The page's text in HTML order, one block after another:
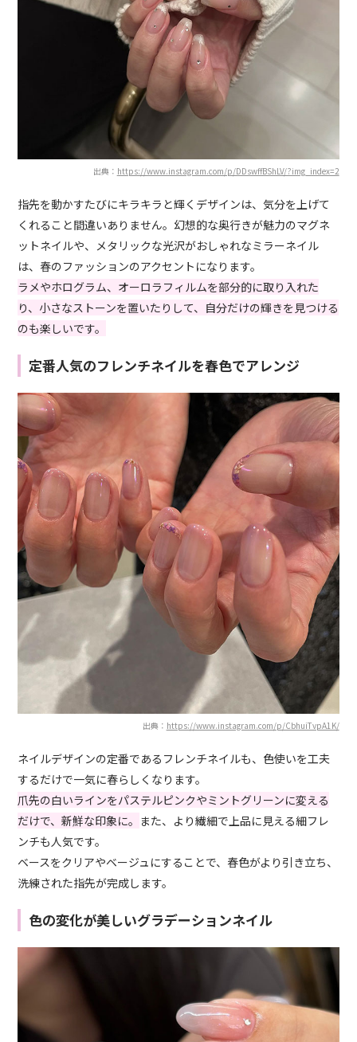
出典： https://www.instagram.com/p/DDswffBShLV/?img_index=2
指先を動かすたびにキラキラと輝くデザインは、気分を上げて
くれること間違いありません。幻想的な奥行きが魅力のマグネ
ットネイルや、メタリックな光沢がおしゃれなミラーネイル
は、春のファッションのアクセントになります。
ラメやホログラム、オーロラフィルムを部分的に取り入れた
り、小さなストーンを置いたりして、自分だけの輝きを見つける
のも楽しいです。
定番人気のフレンチネイルを春色でアレンジ
出典： https://www.instagram.com/p/CbhuiTvpA1K/
ネイルデザインの定番であるフレンチネイルも、色使いを工夫
するだけで一気に春らしくなります。
爪先の白いラインをパステルピンクやミントグリーンに変える
だけで、新鮮な印象に。 また、より繊細で上品に見える細フレ
ンチも人気です。
ベースをクリアやベージュにすることで、春色がより引き立ち、
洗練された指先が完成します。
色の変化が美しいグラデーションネイル